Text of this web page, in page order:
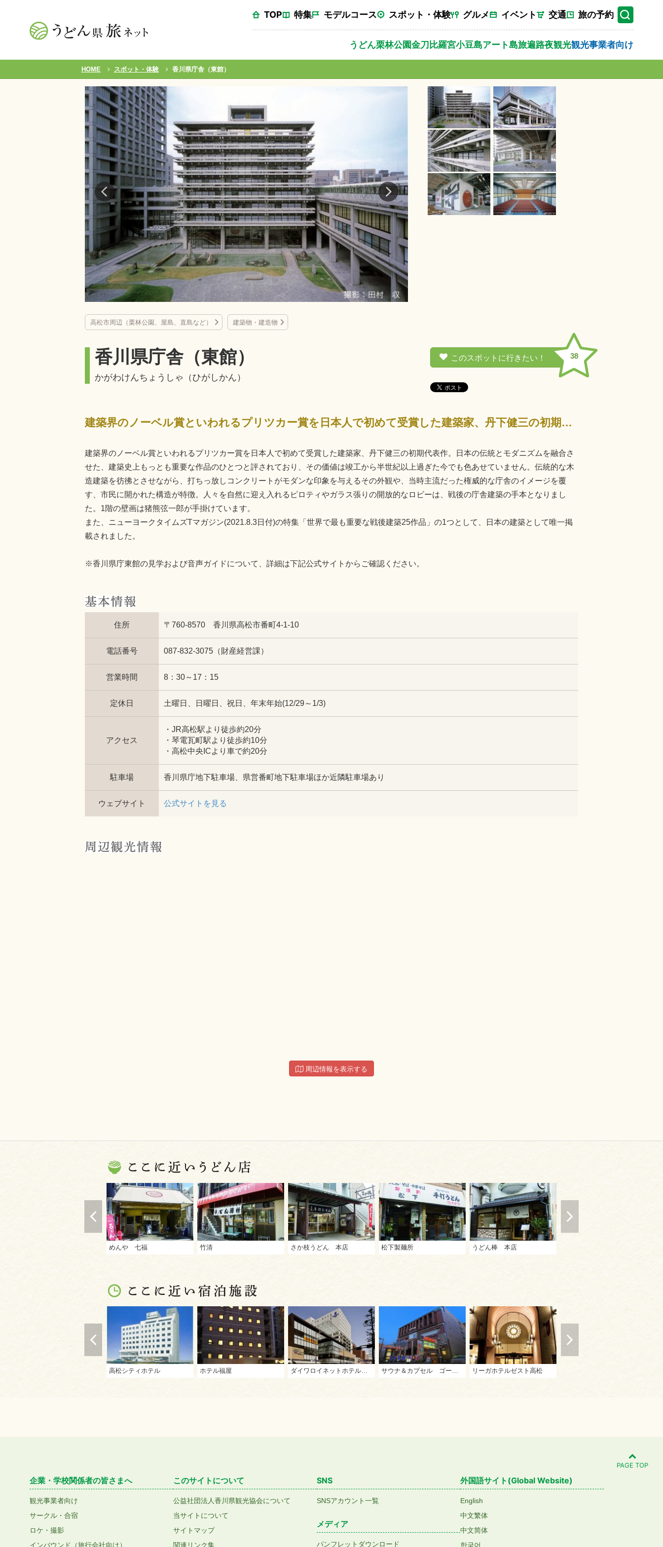
TOP 特集 モデルコース スポット・体験 グルメ イベント 交通 旅の予約
うどん栗林公園金刀比羅宮小豆島アート島旅遍路夜観光観光事業者向け
HOME スポット・体験 香川県庁舎（東館）
高松市周辺（栗林公園、屋島、直島など） 建築物・建造物
香川県庁舎（東館）
かがわけんちょうしゃ（ひがしかん）
38
建築界のノーベル賞といわれるプリツカー賞を日本人で初めて受賞した建築家、丹下健三の初期代表作。日本の…
建築界のノーベル賞といわれるプリツカー賞を日本人で初めて受賞した建築家、丹下健三の初期代表作。日本の伝統とモダニズムを融合さ
せた、建築史上もっとも重要な作品のひとつと評されており、その価値は竣工から半世紀以上過ぎた今でも色あせていません。伝統的な木
造建築を彷彿とさせながら、打ちっ放しコンクリートがモダンな印象を与えるその外観や、当時主流だった権威的な庁舎のイメージを覆
す、市民に開かれた構造が特徴。人々を自然に迎え入れるピロティやガラス張りの開放的なロビーは、戦後の庁舎建築の手本となりまし
た。1階の壁画は猪熊弦一郎が手掛けています。
また、ニューヨークタイムズTマガジン(2021.8.3日付)の特集「世界で最も重要な戦後建築25作品」の1つとして、日本の建築として唯一掲
載されました。
※香川県庁東館の見学および音声ガイドについて、詳細は下記公式サイトからご確認ください。
住所 〒760-8570 香川県高松市番町4-1-10
電話番号 087-832-3075（財産経営課）
営業時間 8：30～17：15
定休日 土曜日、日曜日、祝日、年末年始(12/29～1/3)
アクセス
・JR高松駅より徒歩約20分
・琴電瓦町駅より徒歩約10分
・高松中央ICより車で約20分
駐車場 香川県庁地下駐車場、県営番町地下駐車場ほか近隣駐車場あり
ウェブサイト 公式サイトを見る
周辺情報を表示する
めんや 七福 竹清 さか枝うどん 本店 松下製麺所 うどん棒 本店
高松シティホテル ホテル福屋 ダイワロイネットホテル高松 サウナ＆カプセル ゴールデンタイム高松 リーガホテルゼスト高松
PAGE TOP
企業・学校関係者の皆さまへ
観光事業者向け
サークル・合宿
ロケ・撮影
インバウンド（旅行会社向け）
このサイトについて
公益社団法人香川県観光協会について
当サイトについて
サイトマップ
関連リンク集
SNS
SNSアカウント一覧
メディア
パンフレットダウンロード
外国語サイト(Global Website)
English
中文繁体
中文简体
한국어